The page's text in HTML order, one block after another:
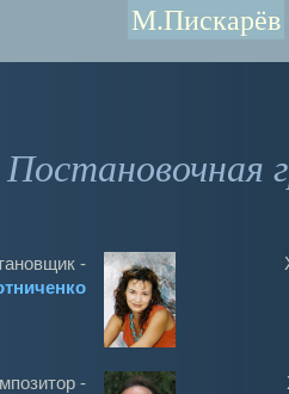
М.Пискарёв
Постановочная
-
-